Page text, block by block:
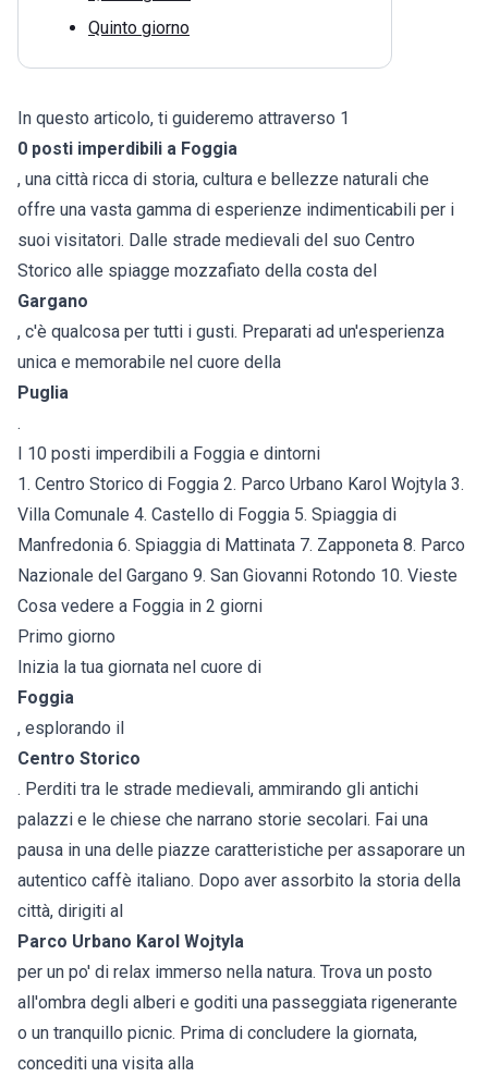
Quinto giorno
In questo articolo, ti guideremo attraverso 1
0 posti imperdibili a Foggia
, una città ricca di storia, cultura e bellezze naturali che
offre una vasta gamma di esperienze indimenticabili per i
suoi visitatori. Dalle strade medievali del suo Centro
Storico alle spiagge mozzafiato della costa del
Gargano
, c'è qualcosa per tutti i gusti. Preparati ad un'esperienza
unica e memorabile nel cuore della
Puglia
.
I 10 posti imperdibili a Foggia e dintorni
1. Centro Storico di Foggia 2. Parco Urbano Karol Wojtyla 3.
Villa Comunale 4. Castello di Foggia 5. Spiaggia di
Manfredonia 6. Spiaggia di Mattinata 7. Zapponeta 8. Parco
Nazionale del Gargano 9. San Giovanni Rotondo 10. Vieste
Cosa vedere a Foggia in 2 giorni
Primo giorno
Inizia la tua giornata nel cuore di
Foggia
, esplorando il
Centro Storico
. Perditi tra le strade medievali, ammirando gli antichi
palazzi e le chiese che narrano storie secolari. Fai una
pausa in una delle piazze caratteristiche per assaporare un
autentico caffè italiano. Dopo aver assorbito la storia della
città, dirigiti al
Parco Urbano Karol Wojtyla
per un po' di relax immerso nella natura. Trova un posto
all'ombra degli alberi e goditi una passeggiata rigenerante
o un tranquillo picnic. Prima di concludere la giornata,
concediti una visita alla